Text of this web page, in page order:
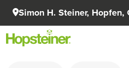
Simon H. Steiner, Hopfen,